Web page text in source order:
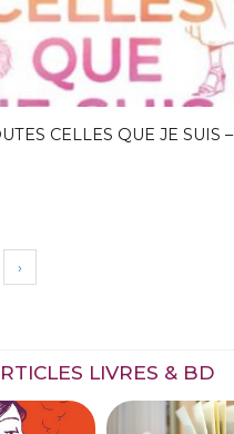
CELLES QUE JE SUIS –
›
LIVRES & BD